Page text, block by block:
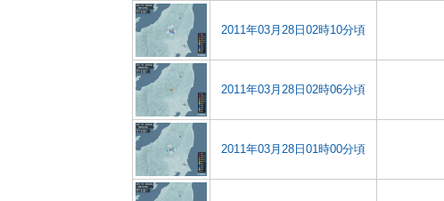
2011年03月28日02時10分頃
2011年03月28日02時06分頃
2011年03月28日01時00分頃